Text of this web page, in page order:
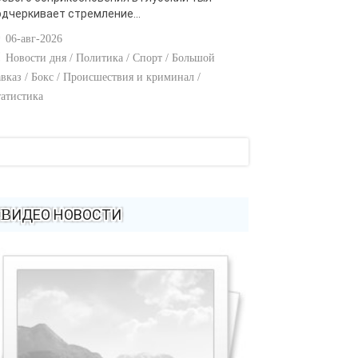
стремление...
06-авг-2026
Новости дня / Политика / Спорт / Большой
/ Бокс / Происшествия и криминал /
ВИДЕО НОВОСТИ